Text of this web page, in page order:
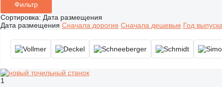
Фильтр
Сортировка: Дата размещения
Дата размещения Сначала дорогие Сначала дешевые Год
1